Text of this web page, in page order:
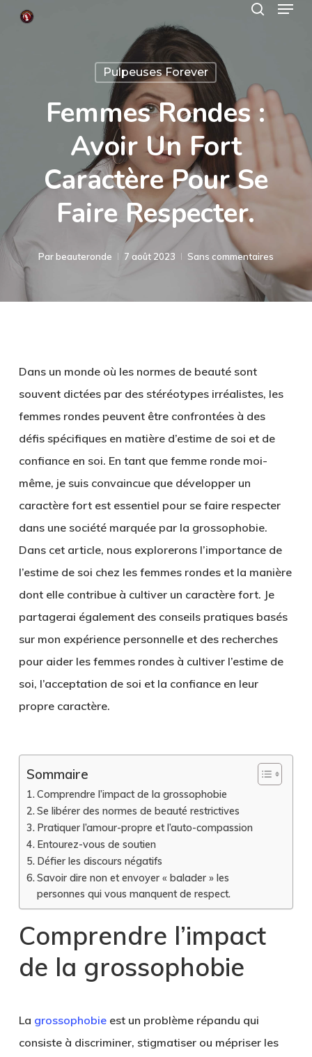
Skip
Pulpeuses Forever
Femmes Rondes :
Avoir Un Fort
Caractère Pour Se
Faire Respecter.
Parbeauteronde 7 août 2023 Sans commentaires
Dans un monde où les normes de beauté sont
souvent dictées par des stéréotypes irréalistes, les
femmes rondes peuvent être confrontées à des
défis spécifiques en matière d’estime de soi et de
confiance en soi. En tant que femme ronde moi-
même, je suis convaincue que développer un
caractère fort est essentiel pour se faire respecter
dans une société marquée par la grossophobie.
Dans cet article, nous explorerons l’importance de
l’estime de soi chez les femmes rondes et la manière
dont elle contribue à cultiver un caractère fort. Je
partagerai également des conseils pratiques basés
sur mon expérience personnelle et des recherches
pour aider les femmes rondes à cultiver l’estime de
soi, l’acceptation de soi et la confiance en leur
propre caractère.
Sommaire
Comprendre l’impact de la grossophobie
Se libérer des normes de beauté restrictives
Pratiquer l’amour-propre et l’auto-compassion
Entourez-vous de soutien
Défier les discours négatifs
Savoir dire non et envoyer « balader » les
personnes qui vous manquent de respect.
Comprendre l’impact
de la grossophobie
La grossophobieest un problème répandu qui
consiste à discriminer, stigmatiser ou mépriser les